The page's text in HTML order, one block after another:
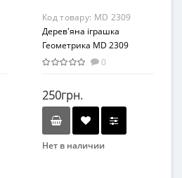
Код товару: MD 2309
Дерев'яна іграшка
Геометрика MD 2309
0
250грн.
Нет в наличии